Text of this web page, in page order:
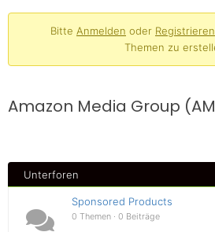
Bitte Anmelden oder Registrieren
Themen zu
Amazon Media Group
Unterforen
Sponsored Products
0 Themen · 0 Beiträge